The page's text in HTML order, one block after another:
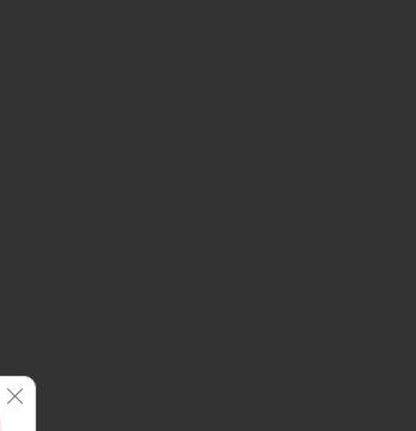
Close GDPR Cookie Banner